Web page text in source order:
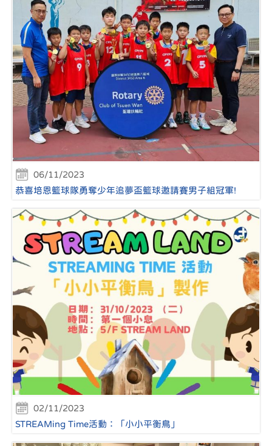
06/11/2023
恭喜培恩籃球隊勇奪少年追夢盃籃球邀請賽男子組冠軍!
02/11/2023
STREAMing Time活動：「小小平衡鳥」